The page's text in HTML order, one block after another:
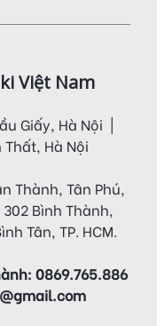
Việt Nam
Giấy, Hà Nội |
Thất, Hà Nội
Thành, Tân Phú,
302 Bình Thành,
Tân, TP. HCM.
0869.765.886